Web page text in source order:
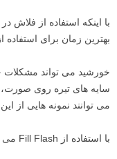
با اینکه استفاده از
بهترین زمان برای
خورشید می تواند مشکلات
سایه های تیره روی
می توانند نمونه هایی از
با استفاده از Fill Flash می توانید پرتره خیلی بهتری داشته باشید.